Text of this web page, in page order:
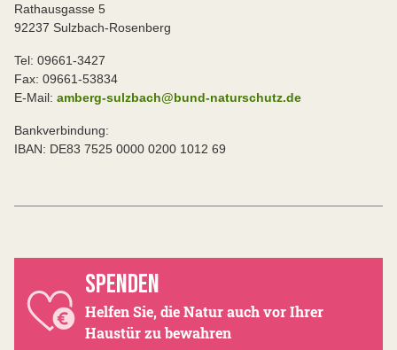
Rathausgasse 5
92237 Sulzbach-Rosenberg
Tel: 09661-3427
Fax: 09661-53834
E-Mail: amberg-sulzbach@bund-naturschutz.de
Bankverbindung:
IBAN: DE83 7525 0000 0200 1012 69
SPENDEN
Helfen Sie, die Natur auch vor Ihrer
Haustür zu bewahren